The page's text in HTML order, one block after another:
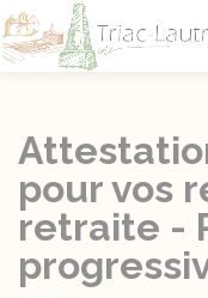
pour vos
retraite -